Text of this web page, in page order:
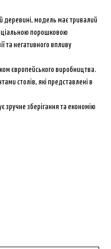
деревині, модель має тривалий
порошковою
та негативного впливу
європейського виробництва.
столів, які представлені в
зручне зберігання та економію